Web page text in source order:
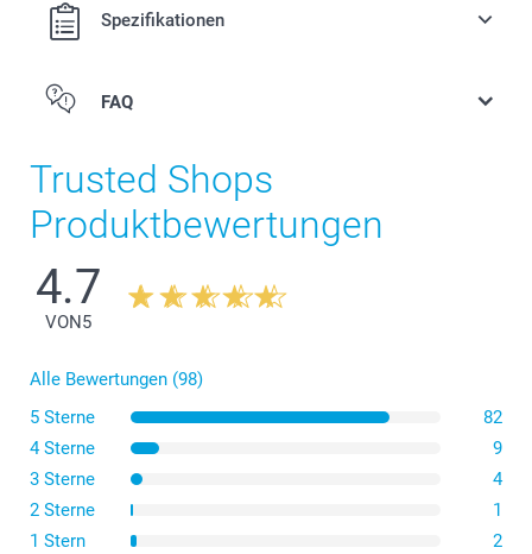
Spezifikationen
FAQ
Trusted Shops
Produktbewertungen
4.7
VON5
Alle Bewertungen (98)
5 Sterne
82
4 Sterne
9
3 Sterne
4
2 Sterne
1
1 Stern
2